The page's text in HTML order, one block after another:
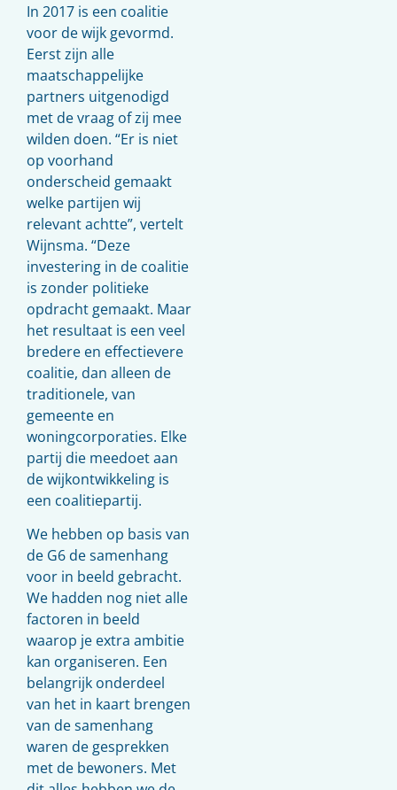
In 2017 is een coalitie
voor de wijk gevormd.
Eerst zijn alle
maatschappelijke
partners uitgenodigd
met de vraag of zij mee
wilden doen. “Er is niet
op voorhand
onderscheid gemaakt
welke partijen wij
relevant achtte”, vertelt
Wijnsma. “Deze
investering in de coalitie
is zonder politieke
opdracht gemaakt. Maar
het resultaat is een veel
bredere en effectievere
coalitie, dan alleen de
traditionele, van
gemeente en
woningcorporaties. Elke
partij die meedoet aan
de wijkontwikkeling is
een coalitiepartij.
We hebben op basis van
de G6 de samenhang
voor in beeld gebracht.
We hadden nog niet alle
factoren in beeld
waarop je extra ambitie
kan organiseren. Een
belangrijk onderdeel
van het in kaart brengen
van de samenhang
waren de gesprekken
met de bewoners. Met